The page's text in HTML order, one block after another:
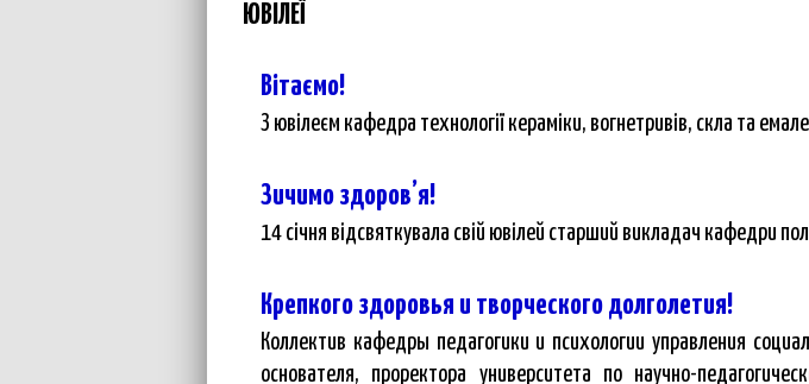
ЮВІЛЕЇ
Вітаємо!
З ювілеєм кафедра технології кераміки, вогнетривів, скла та
Зичимо здоров’я!
14 січня відсвяткувала свій ювілей старший викладач кафедри
Крепкого здоровья и творческого долголетия!
Коллектив кафедры педагогики и психологии управления
основателя, проректора университета по научно-